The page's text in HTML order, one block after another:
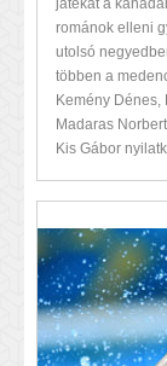
játékát a
románok elleni
utolsó
többen a
Kemény Dénes,
Madaras
Kis Gábor